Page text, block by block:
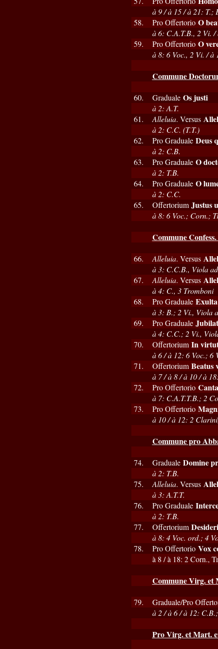
à 9 / à 15 / à 21: T.;
58.
Pro Offertorio O
à 6: C.A.T.B., 2 Vi.
59.
Pro Offertorio O
à 8: 6 Voc., 2 Vi. / à
Commune
60. Graduale Os justi
à 2: A.T.
61.
Alleluia. Versus
à 2: C.C. (T.T.)
62.
Pro Graduale Deus
à 2: C.B.
63.
Pro Graduale O
à 2: T.B.
64.
Pro Graduale O
à 2: C.C.
65.
Offertorium Justus
à 8: 6 Voc.; Corn.;
Commune
66. Alleluia. Versus
à 3: C.C.B., Viola
67.
Alleluia. Versus
à 4: C., 3 Tromboni
68.
Pro Graduale
à 3: B.; 2 Vi., Viola
69.
Pro Graduale
à 4: C.C.; 2 Vi.,
70.
Offertorium In
à 6 / à 12: 6 Voc.; 6
71.
Offertorium Beatus
à 7 / à 8 / à 10 / à
72.
Pro Offertorio
à 7: C.A.T.T.B.; 2
73.
Pro Offertorio
à 10 / à 12: 2
Commune pro
74. Graduale Domine
à 2: T.B.
75.
Alleluia. Versus
à 3: A.T.T.
76.
Pro Graduale
à 2: T.B.
77.
Offertorium
à 8: 4 Voc. ord.; 4
78.
Pro Offertorio Vox
à 8 / à 18: 2 Corn.,
Commune Virg. et
79.
Graduale/Pro
à 2 / à 6 / à 12:
Pro Virg. et Mart.